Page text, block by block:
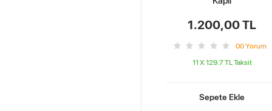
1.200,00 TL
00Yorum
11 X 129.7 TLTaksit
Sepete Ekle